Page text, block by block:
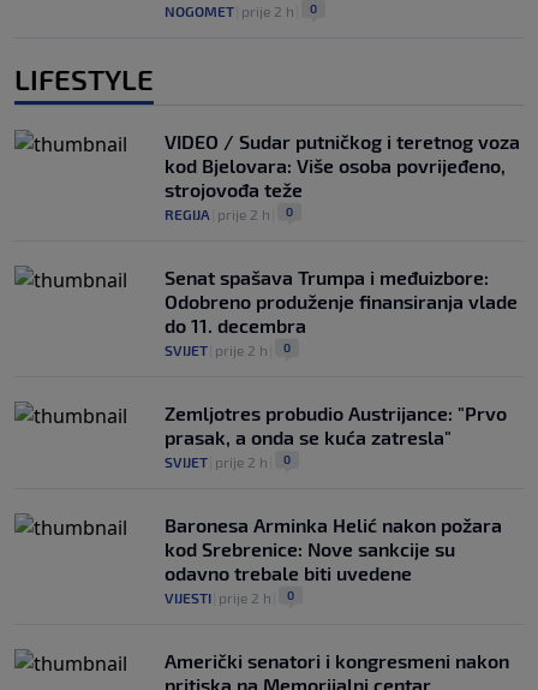
NOGOMET prije 2 h 0
LIFESTYLE
VIDEO / Sudar putničkog i teretnog voza
kod Bjelovara: Više osoba povrijeđeno,
strojovođa teže
REGIJA prije 2 h 0
Senat spašava Trumpa i međuizbore:
Odobreno produženje finansiranja vlade
do 11. decembra
SVIJET prije 2 h 0
Zemljotres probudio Austrijance: "Prvo
prasak, a onda se kuća zatresla"
SVIJET prije 2 h 0
Baronesa Arminka Helić nakon požara
kod Srebrenice: Nove sankcije su
odavno trebale biti uvedene
VIJESTI prije 2 h 0
Američki senatori i kongresmeni nakon
pritiska na Memorijalni centar